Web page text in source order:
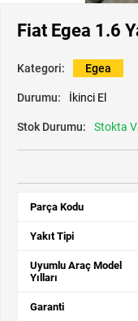
Fiat Egea 1.6
Kategori: Egea
Durumu: İkinci El
Stok Durumu: Stokta
Parça Kodu
Yakıt Tipi
Uyumlu Araç Model
Yılları
Garanti